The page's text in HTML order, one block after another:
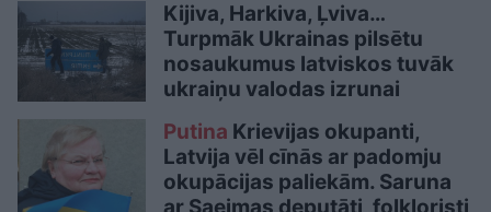
Kijiva, Harkiva, Ļviva…
Turpmāk Ukrainas pilsētu
nosaukumus latviskos tuvāk
ukraiņu valodas izrunai
Putina Krievijas okupanti,
Latvija vēl cīnās ar padomju
okupācijas paliekām. Saruna